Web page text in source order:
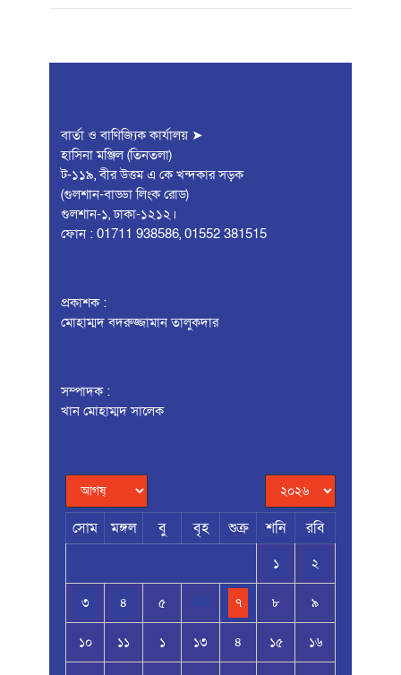
বার্তা ও বাণিজ্যিক কার্যালয় ➤
হাসিনা মঞ্জিল (তিনতলা)
ট-১১৯, বীর উত্তম এ কে খন্দকার সড়ক
(গুলশান-বাড্ডা লিংক রোড)
গুলশান-১, ঢাকা-১২১২।
ফোন : 01711 938586, 01552 381515
প্রকাশক :
মোহাম্মদ বদরুজ্জামান তালুকদার
সম্পাদক :
খান মোহাম্মদ সালেক
সোম মঙ্গল বু বৃহ শুক্র শনি রবি
১ ২
৩ ৪ ৫ ৭ ৮ ৯
১০ ১১ ১ ১৩ ৪ ১৫ ১৬